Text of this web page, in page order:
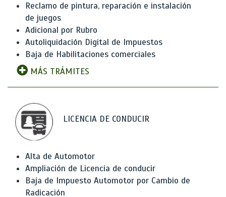
Reclamo de pintura, reparación e instalación
de juegos
Adicional por Rubro
Autoliquidación Digital de Impuestos
Baja de Habilitaciones comerciales
MÁS TRÁMITES
LICENCIA DE CONDUCIR
Alta de Automotor
Ampliación de Licencia de conducir
Baja de Impuesto Automotor por Cambio de
Radicación